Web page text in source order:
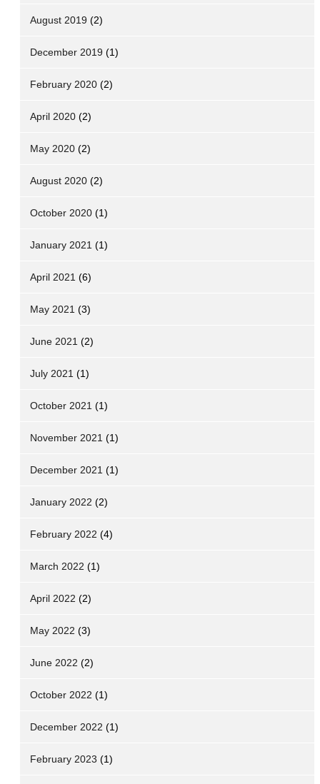
August 2019 (2)
December 2019 (1)
February 2020 (2)
April 2020 (2)
May 2020 (2)
August 2020 (2)
October 2020 (1)
January 2021 (1)
April 2021 (6)
May 2021 (3)
June 2021 (2)
July 2021 (1)
October 2021 (1)
November 2021 (1)
December 2021 (1)
January 2022 (2)
February 2022 (4)
March 2022 (1)
April 2022 (2)
May 2022 (3)
June 2022 (2)
October 2022 (1)
December 2022 (1)
February 2023 (1)